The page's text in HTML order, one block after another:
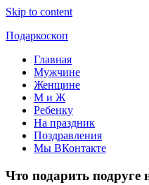
Skip to content
Подаркоскоп
Поможем
выбрать
подарить
Главная
Мужчине
Женщине
М и Ж
Ребенку
На праздник
Поздравления
Мы ВКонтакте
Что подарить подруге